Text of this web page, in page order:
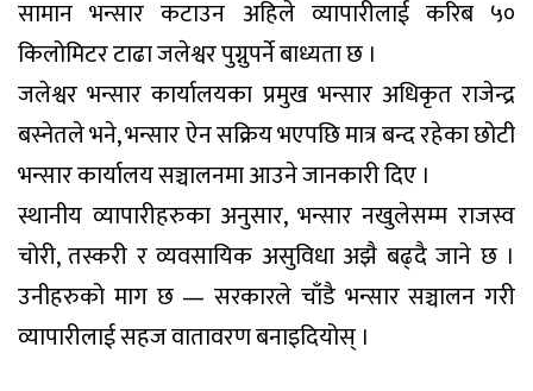
सामान भन्सार कटाउन अहिले व्यापारीलाई करिब ५०
किलोमिटर टाढा जलेश्वर पुग्नुपर्ने बाध्यता छ ।
जलेश्वर भन्सार कार्यालयका प्रमुख भन्सार अधिकृत राजेन्द्र
बस्नेतले भने, भन्सार ऐन सक्रिय भएपछि मात्र बन्द रहेका छोटी
भन्सार कार्यालय सञ्चालनमा आउने जानकारी दिए ।
स्थानीय व्यापारीहरुका अनुसार, भन्सार नखुलेसम्म राजस्व
चोरी, तस्करी र व्यवसायिक असुविधा अझै बढ्दै जाने छ ।
उनीहरुको माग छ — सरकारले चाँडै भन्सार सञ्चालन गरी
व्यापारीलाई सहज वातावरण बनाइदियोस् ।